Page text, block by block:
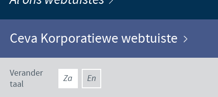
Ceva Korporatiewe webtuiste
Verander
taal
Za En